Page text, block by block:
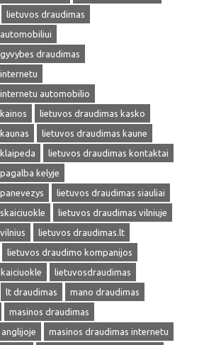
lietuvos draudimas
draudimas
automobilio
lietuvos draudimas kasko
lietuvos draudimas kaune
lietuvos draudimas kontaktai
kelyje
lietuvos draudimas siauliai
lietuvos draudimas vilniuje
lietuvos draudimas.lt
lietuvos draudimo kompanijos
lietuvosdraudimas
lt draudimas
mano draudimas
masinos draudimas
masinos draudimas internetu